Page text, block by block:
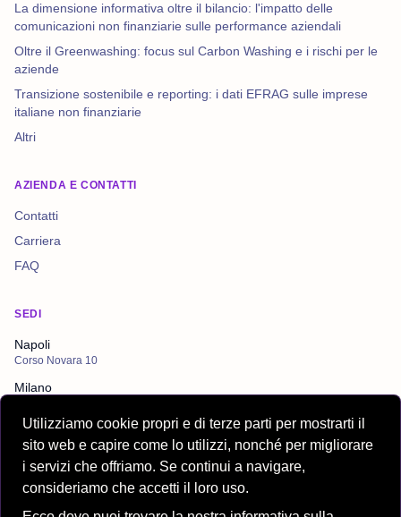
La dimensione informativa oltre il bilancio: l'impatto delle
comunicazioni non finanziarie sulle performance aziendali
Oltre il Greenwashing: focus sul Carbon Washing e i rischi per le
aziende
Transizione sostenibile e reporting: i dati EFRAG sulle imprese
italiane non finanziarie
Altri
AZIENDA E CONTATTI
Contatti
Carriera
FAQ
SEDI
Napoli
Corso Novara 10
Milano
Milano
Via Cordusio 4
Utilizziamo cookie propri e di terze parti per mostrarti il
sito web e capire come lo utilizzi, nonché per migliorare
i servizi che offriamo. Se continui a navigare,
consideriamo che accetti il loro uso.